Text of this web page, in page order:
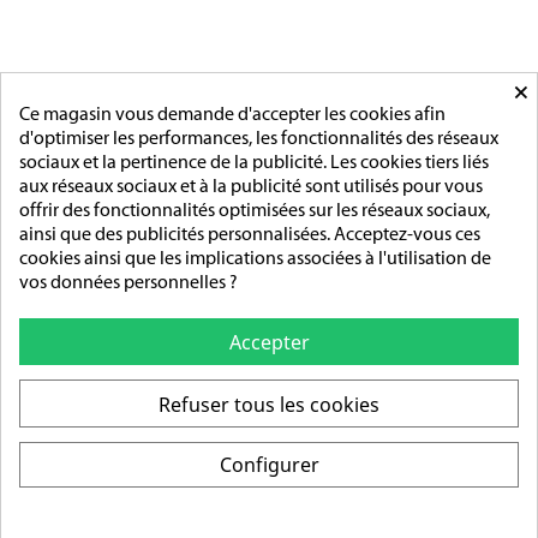
PAGES
L'entreprise
Sur mesure
Mentions légales
Conditions générales de vente
ADRESSE/TÉLÉPHONE
Tél :02 31 83 76 03
Ouverture :
Du lundi au vendredi
×
Ce magasin vous demande d'accepter les cookies afin
d'optimiser les performances, les fonctionnalités des réseaux
sociaux et la pertinence de la publicité. Les cookies tiers liés
aux réseaux sociaux et à la publicité sont utilisés pour vous
offrir des fonctionnalités optimisées sur les réseaux sociaux,
ainsi que des publicités personnalisées. Acceptez-vous ces
cookies ainsi que les implications associées à l'utilisation de
vos données personnelles ?
Accepter
Refuser tous les cookies
Configurer